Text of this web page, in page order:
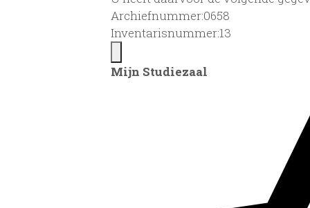
Archiefnummer:0658
Inventarisnummer:13
Mijn Studiezaal